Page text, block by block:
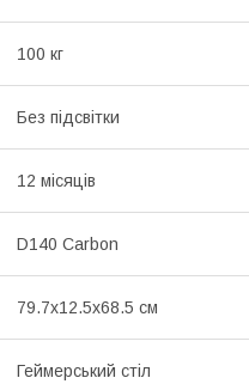
100 кг
Без підсвітки
12 місяців
D140 Carbon
79.7x12.5x68.5 см
Геймерський стіл